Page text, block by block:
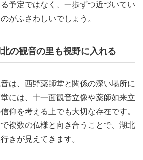
予定ではなく、一歩ずつ近づいてい
がふさわしいでしょう。
の観音の里も視野に入れる
は、西野薬師堂と関係の深い場所に
には、十一面観音立像や薬師如来立
仰を考える上でも大切な存在です。
複数の仏様と向き合うことで、湖北
きが見えてきます。